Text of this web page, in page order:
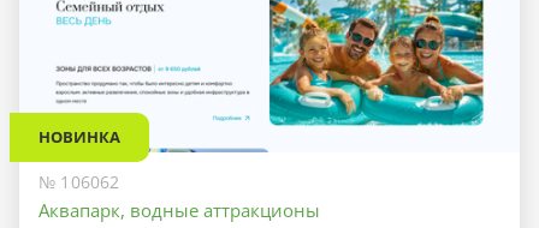
НОВИНКА
№ 106062
Аквапарк, водные аттракционы